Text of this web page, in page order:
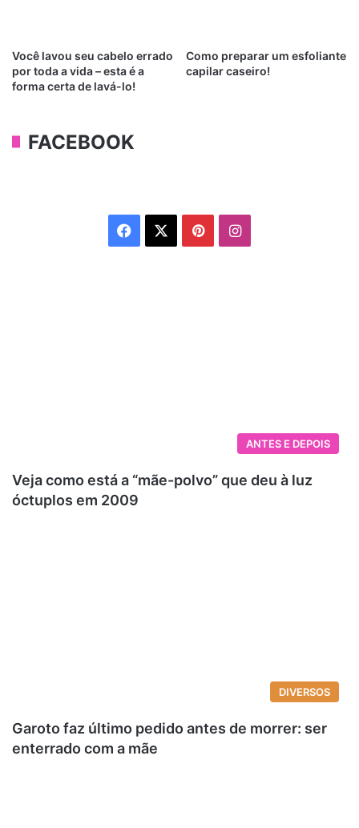
Você lavou seu cabelo errado
por toda a vida – esta é a
forma certa de lavá-lo!
Como preparar um esfoliante
capilar caseiro!
FACEBOOK
Facebook PinterestInstagram
ANTES E DEPOIS
Veja como está a “mãe-polvo” que deu à luz
óctuplos em 2009
DIVERSOS
Garoto faz último pedido antes de morrer: ser
enterrado com a mãe